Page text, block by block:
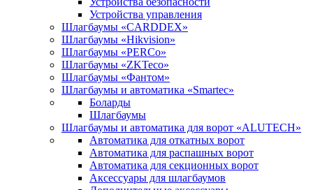
Устройства управления
Шлагбаумы «CARDDEX»
Шлагбаумы «Hikvision»
Шлагбаумы «PERCo»
Шлагбаумы «ZKTeco»
Шлагбаумы «Фантом»
Шлагбаумы и автоматика «Smartec»
Боларды
Шлагбаумы
Шлагбаумы и автоматика для ворот «ALUTECH»
Автоматика для откатных ворот
Автоматика для распашных ворот
Автоматика для секционных ворот
Аксессуары для шлагбаумов